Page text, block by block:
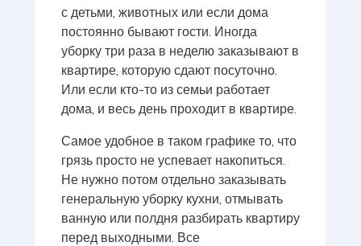
с детьми, животных или если дома
постоянно бывают гости. Иногда
уборку три раза в неделю заказывают в
квартире, которую сдают посуточно.
Или если кто-то из семьи работает
дома, и весь день проходит в квартире.
Самое удобное в таком графике то, что
грязь просто не успевает накопиться.
Не нужно потом отдельно заказывать
генеральную уборку кухни, отмывать
ванную или полдня разбирать квартиру
перед выходными. Все